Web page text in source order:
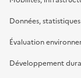
Données,
Évaluation
Développement